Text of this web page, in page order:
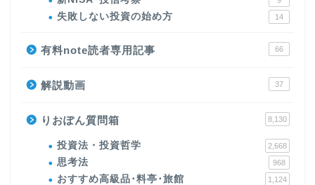
失敗しない投資の始め方 14
有料note読者専用記事 66
解説動画 37
りおぽん質問箱 8,130
投資法・投資哲学 2,668
思考法 968
おすすめ高級品･料亭･旅館 1,124